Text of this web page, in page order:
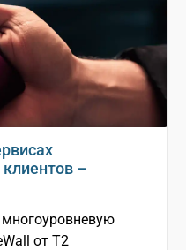
–
от Т2